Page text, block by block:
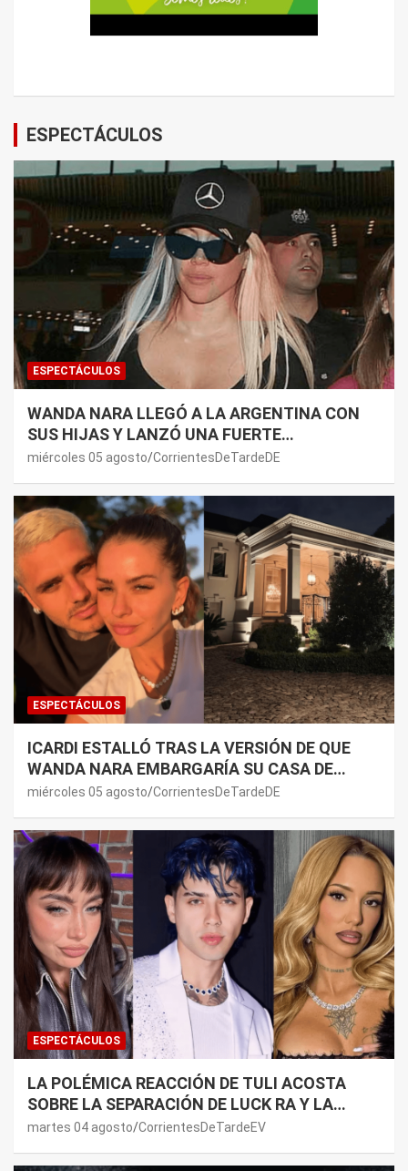
ESPECTÁCULOS
ESPECTÁCULOS
WANDA NARA LLEGÓ A LA ARGENTINA CON
SUS HIJAS Y LANZÓ UNA FUERTE
PREMONICIÓN SOBRE MAURO ICARDI
miércoles 05 agosto CorrientesDeTardeDE
ESPECTÁCULOS
ICARDI ESTALLÓ TRAS LA VERSIÓN DE QUE
WANDA NARA EMBARGARÍA SU CASA DE
NORDELTA: “NECESITAN RASCAR DE ALGÚN
miércoles 05 agosto CorrientesDeTardeDE
ESPECTÁCULOS
LA POLÉMICA REACCIÓN DE TULI ACOSTA
SOBRE LA SEPARACIÓN DE LUCK RA Y LA
JOAQUI: “¿MI VERDAD?”
martes 04 agosto CorrientesDeTardeEV